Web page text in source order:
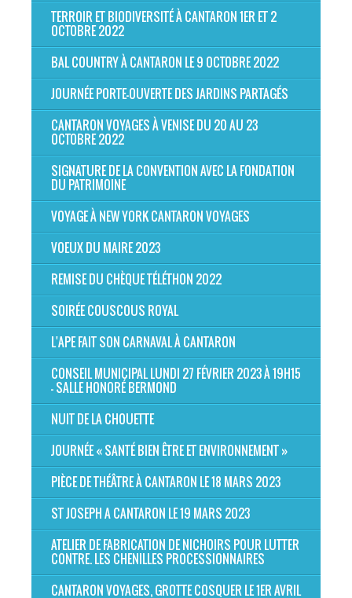
TERROIR ET BIODIVERSITÉ À CANTARON 1ER ET 2
OCTOBRE 2022
BAL COUNTRY À CANTARON LE 9 OCTOBRE 2022
JOURNÉE PORTE-OUVERTE DES JARDINS PARTAGÉS
CANTARON VOYAGES À VENISE DU 20 AU 23
OCTOBRE 2022
SIGNATURE DE LA CONVENTION AVEC LA FONDATION
DU PATRIMOINE
VOYAGE À NEW YORK CANTARON VOYAGES
VOEUX DU MAIRE 2023
REMISE DU CHÈQUE TÉLÉTHON 2022
SOIRÉE COUSCOUS ROYAL
L'APE FAIT SON CARNAVAL À CANTARON
CONSEIL MUNICIPAL LUNDI 27 FÉVRIER 2023 À 19H15
- SALLE HONORÉ BERMOND
NUIT DE LA CHOUETTE
JOURNÉE « SANTÉ BIEN ÊTRE ET ENVIRONNEMENT »
PIÈCE DE THÉÂTRE À CANTARON LE 18 MARS 2023
ST JOSEPH A CANTARON LE 19 MARS 2023
ATELIER DE FABRICATION DE NICHOIRS POUR LUTTER
CONTRE. LES CHENILLES PROCESSIONNAIRES
CANTARON VOYAGES, GROTTE COSQUER LE 1ER AVRIL